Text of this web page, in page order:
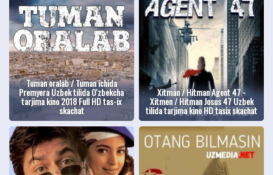
Tuman oralab / Tuman ichida
Premyera Uzbek tilida O'zbekcha
tarjima kino 2018 Full HD tas-ix
skachat
Xitman / Hitman Agent 47 -
Xitmen / Hitman Josus 47 Uzbek
tilida tarjima kino HD tasix skachat